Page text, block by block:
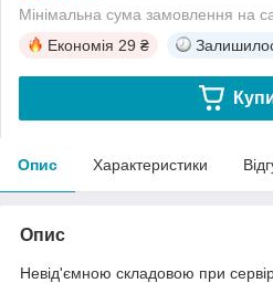
Мінімальна сума замовлення на
Економія 29 ₴
Опис Характеристики
Опис
Невід'ємною складовою при